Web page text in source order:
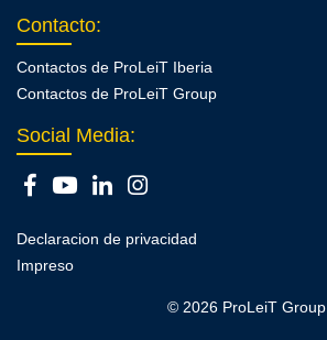
Contacto:
Contactos de ProLeiT Iberia
Contactos de ProLeiT Group
Social Media:
Declaracion de privacidad
Impreso
© 2026 ProLeiT Group